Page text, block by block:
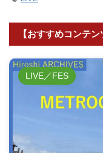
【おすすめコンテン
LIVE／FES